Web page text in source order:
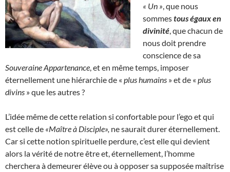
« Un » , que nous
sommestous égaux en
divinité , que chacun de
nous doit prendre
conscience de sa
Souveraine Appartenance , et en même temps, imposer
éternellement une hiérarchie de « plus humains » et de « plus
divins » que les autres ?
L’idée même de cette relation si confortable pour l’ego et qui
est celle de «Maître à Disciple», ne saurait durer éternellement.
Car si cette notion spirituelle perdure, c’est elle qui devient
alors la vérité de notre être et, éternellement, l’homme
cherchera à demeurer élève ou à opposer sa supposée maîtrise